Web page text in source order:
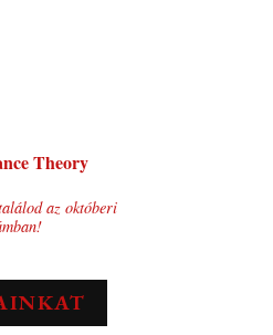
Theory
az októberi